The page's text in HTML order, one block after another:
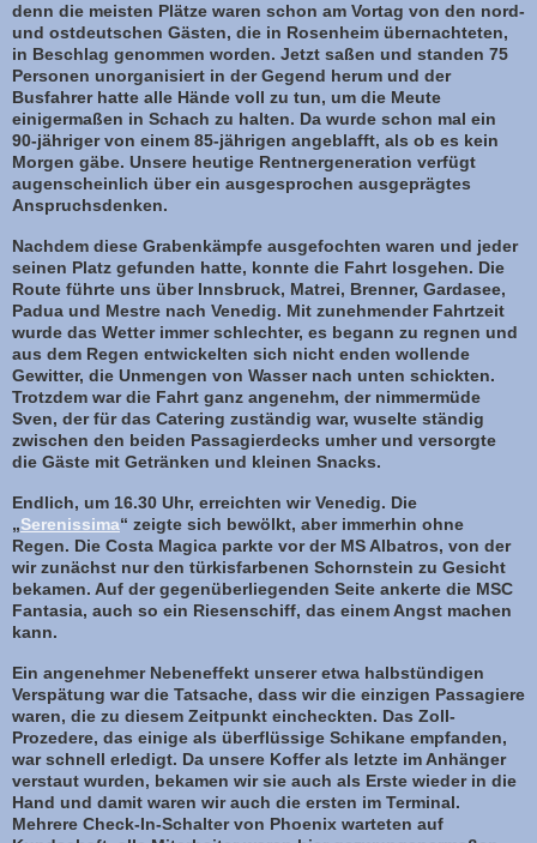
denn die meisten Plätze waren schon am Vortag von den nord-
und ostdeutschen Gästen, die in Rosenheim übernachteten,
in Beschlag genommen worden. Jetzt saßen und standen 75
Personen unorganisiert in der Gegend herum und der
Busfahrer hatte alle Hände voll zu tun, um die Meute
einigermaßen in Schach zu halten. Da wurde schon mal ein
90-jähriger von einem 85-jährigen angeblafft, als ob es kein
Morgen gäbe. Unsere heutige Rentnergeneration verfügt
augenscheinlich über ein ausgesprochen ausgeprägtes
Anspruchsdenken.
Nachdem diese Grabenkämpfe ausgefochten waren und jeder
seinen Platz gefunden hatte, konnte die Fahrt losgehen. Die
Route führte uns über Innsbruck, Matrei, Brenner, Gardasee,
Padua und Mestre nach Venedig. Mit zunehmender Fahrtzeit
wurde das Wetter immer schlechter, es begann zu regnen und
aus dem Regen entwickelten sich nicht enden wollende
Gewitter, die Unmengen von Wasser nach unten schickten.
Trotzdem war die Fahrt ganz angenehm, der nimmermüde
Sven, der für das Catering zuständig war, wuselte ständig
zwischen den beiden Passagierdecks umher und versorgte
die Gäste mit Getränken und kleinen Snacks.
Endlich, um 16.30 Uhr, erreichten wir Venedig. Die
„Serenissima“ zeigte sich bewölkt, aber immerhin ohne
Regen. Die Costa Magica parkte vor der MS Albatros, von der
wir zunächst nur den türkisfarbenen Schornstein zu Gesicht
bekamen. Auf der gegenüberliegenden Seite ankerte die MSC
Fantasia, auch so ein Riesenschiff, das einem Angst machen
kann.
Ein angenehmer Nebeneffekt unserer etwa halbstündigen
Verspätung war die Tatsache, dass wir die einzigen Passagiere
waren, die zu diesem Zeitpunkt eincheckten. Das Zoll-
Prozedere, das einige als überflüssige Schikane empfanden,
war schnell erledigt. Da unsere Koffer als letzte im Anhänger
verstaut wurden, bekamen wir sie auch als Erste wieder in die
Hand und damit waren wir auch die ersten im Terminal.
Mehrere Check-In-Schalter von Phoenix warteten auf